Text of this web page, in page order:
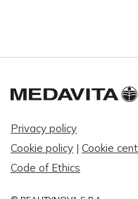
Privacy policy
Cookie policy | Cookie
Code of Ethics